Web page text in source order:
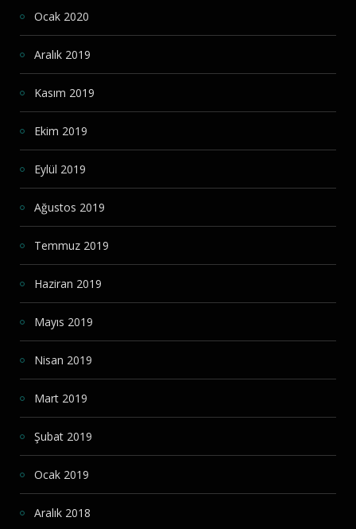
Ocak 2020
Aralık 2019
Kasım 2019
Ekim 2019
Eylül 2019
Ağustos 2019
Temmuz 2019
Haziran 2019
Mayıs 2019
Nisan 2019
Mart 2019
Şubat 2019
Ocak 2019
Aralık 2018